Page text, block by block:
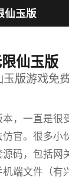
仙玉版
仙玉版
版游戏免
，一直是很
官。很多小
码，包括网
端文件（有